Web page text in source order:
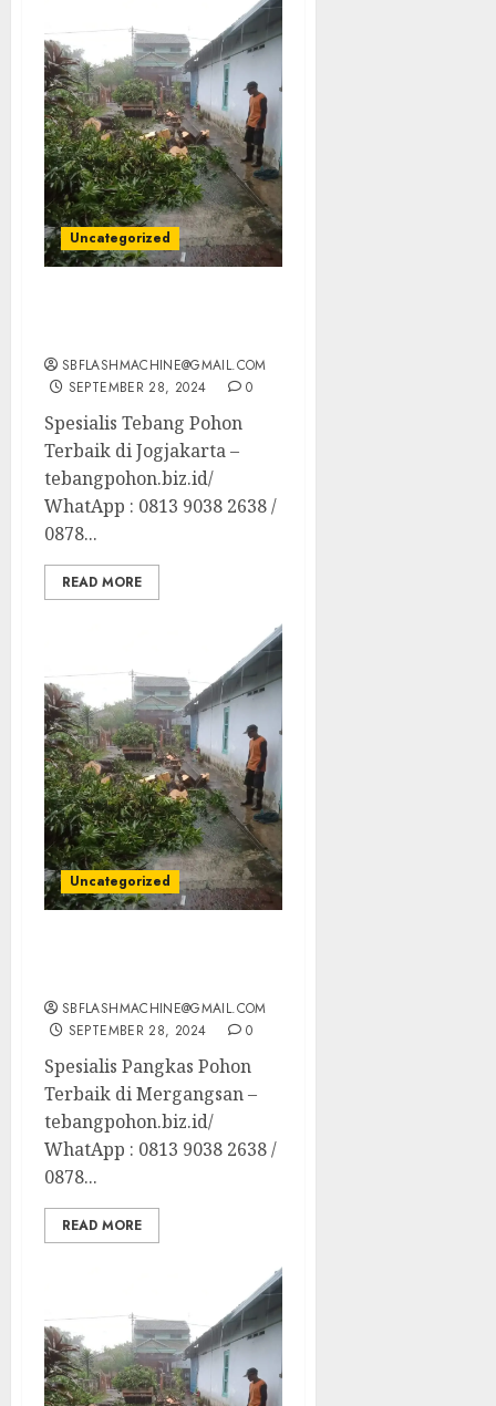
Uncategorized
SBFLASHMACHINE@GMAIL.COM
SEPTEMBER 28, 2024
0
Spesialis Tebang Pohon
Terbaik di Jogjakarta –
tebangpohon.biz.id/
WhatApp : 0813 9038 2638 /
0878...
READ MORE
Uncategorized
SBFLASHMACHINE@GMAIL.COM
SEPTEMBER 28, 2024
0
Spesialis Pangkas Pohon
Terbaik di Mergangsan –
tebangpohon.biz.id/
WhatApp : 0813 9038 2638 /
0878...
READ MORE